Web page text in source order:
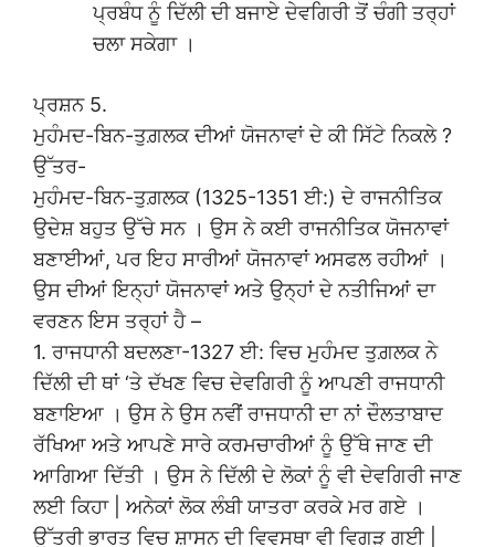
ਪ੍ਰਬੰਧ ਨੂੰ ਦਿੱਲੀ ਦੀ ਬਜਾਏ ਦੇਵਗਿਰੀ ਤੋਂ ਚੰਗੀ ਤਰ੍ਹਾਂ
ਚਲਾ ਸਕੇਗਾ ।
ਪ੍ਰਸ਼ਨ 5.
ਮੁਹੰਮਦ-ਬਿਨ-ਤੁਗ਼ਲਕ ਦੀਆਂ ਯੋਜਨਾਵਾਂ ਦੇ ਕੀ ਸਿੱਟੇ ਨਿਕਲੇ ?
ਉੱਤਰ-
ਮੁਹੰਮਦ-ਬਿਨ-ਤੁਗ਼ਲਕ (1325-1351 ਈ:) ਦੇ ਰਾਜਨੀਤਿਕ
ਉਦੇਸ਼ ਬਹੁਤ ਉੱਚੇ ਸਨ । ਉਸ ਨੇ ਕਈ ਰਾਜਨੀਤਿਕ ਯੋਜਨਾਵਾਂ
ਬਣਾਈਆਂ, ਪਰ ਇਹ ਸਾਰੀਆਂ ਯੋਜਨਾਵਾਂ ਅਸਫਲ ਰਹੀਆਂ ।
ਉਸ ਦੀਆਂ ਇਨ੍ਹਾਂ ਯੋਜਨਾਵਾਂ ਅਤੇ ਉਨ੍ਹਾਂ ਦੇ ਨਤੀਜਿਆਂ ਦਾ
ਵਰਣਨ ਇਸ ਤਰ੍ਹਾਂ ਹੈ –
1. ਰਾਜਧਾਨੀ ਬਦਲਣਾ-1327 ਈ: ਵਿਚ ਮੁਹੰਮਦ ਤੁਗ਼ਲਕ ਨੇ
ਦਿੱਲੀ ਦੀ ਥਾਂ ‘ਤੇ ਦੱਖਣ ਵਿਚ ਦੇਵਗਿਰੀ ਨੂੰ ਆਪਣੀ ਰਾਜਧਾਨੀ
ਬਣਾਇਆ । ਉਸ ਨੇ ਉਸ ਨਵੀਂ ਰਾਜਧਾਨੀ ਦਾ ਨਾਂ ਦੌਲਤਾਬਾਦ
ਰੱਖਿਆ ਅਤੇ ਆਪਣੇ ਸਾਰੇ ਕਰਮਚਾਰੀਆਂ ਨੂੰ ਉੱਥੇ ਜਾਣ ਦੀ
ਆਗਿਆ ਦਿੱਤੀ । ਉਸ ਨੇ ਦਿੱਲੀ ਦੇ ਲੋਕਾਂ ਨੂੰ ਵੀ ਦੇਵਗਿਰੀ ਜਾਣ
ਲਈ ਕਿਹਾ | ਅਨੇਕਾਂ ਲੋਕ ਲੰਬੀ ਯਾਤਰਾ ਕਰਕੇ ਮਰ ਗਏ ।
ਉੱਤਰੀ ਭਾਰਤ ਵਿਚ ਸ਼ਾਸਨ ਦੀ ਵਿਵਸਥਾ ਵੀ ਵਿਗੜ ਗਈ |